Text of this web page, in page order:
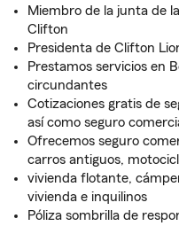
Miembro de la junta de
Clifton
Presidenta de Clifton
Prestamos servicios en
circundantes
Cotizaciones gratis de
así como seguro
Ofrecemos seguro
carros antiguos,
vivienda flotante,
vivienda e inquilinos
Póliza sombrilla de